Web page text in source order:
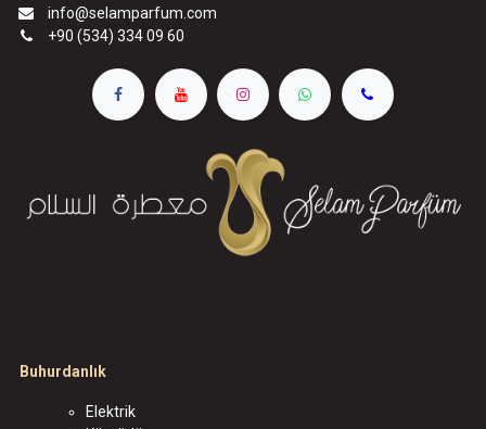
info@selamparfum.com
+90 (534) 334 09 60
Buhurdanlık
Elektrik